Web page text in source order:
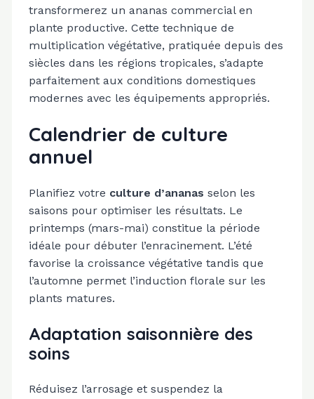
transformerez un ananas commercial en
plante productive. Cette technique de
multiplication végétative, pratiquée depuis des
siècles dans les régions tropicales, s’adapte
parfaitement aux conditions domestiques
modernes avec les équipements appropriés.
Calendrier de culture
annuel
Planifiez votre culture d’ananas selon les
saisons pour optimiser les résultats. Le
printemps (mars-mai) constitue la période
idéale pour débuter l’enracinement. L’été
favorise la croissance végétative tandis que
l’automne permet l’induction florale sur les
plants matures.
Adaptation saisonnière des
soins
Réduisez l’arrosage et suspendez la